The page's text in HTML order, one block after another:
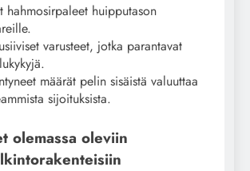
hahmosirpaleet huipputason
varusteet, jotka parantavat
määrät pelin sisäistä valuuttaa
sijoituksista.
olemassa oleviin